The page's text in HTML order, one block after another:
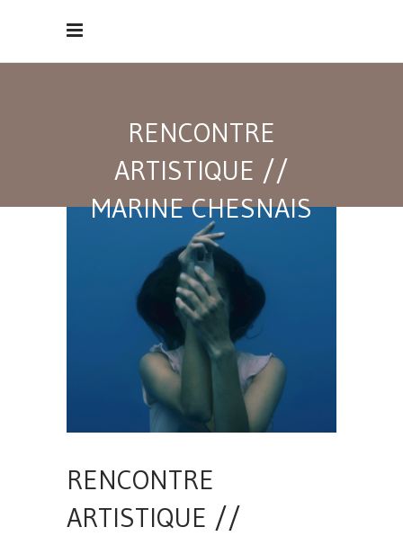
RENCONTRE
ARTISTIQUE //
MARINE CHESNAIS
RENCONTRE
ARTISTIQUE //